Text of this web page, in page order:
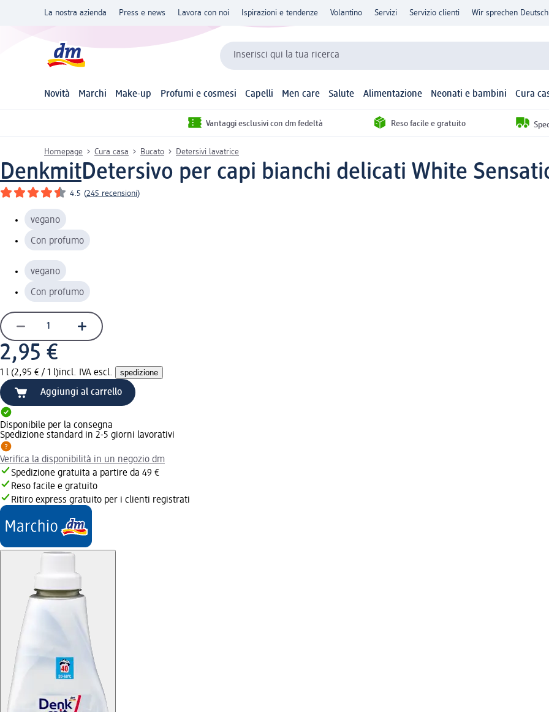
La nostra azienda Press e news Lavora con noi Ispirazioni e tendenze Volantino Servizi Servizio clienti Wir sprechen Deutsch
Inserisci qui la tua ricerca
Novità Marchi Make-up Profumi e cosmesi Capelli Men care Salute Alimentazione Neonati e bambini Cura
Vantaggi esclusivi con dm fedeltà Reso facile e gratuito
Homepage Cura casa Bucato Detersivi lavatrice
DenkmitDetersivo per capi bianchi delicati White
4.5 (245 recensioni)
vegano
Con profumo
vegano
Con profumo
2,95 €
1 l (2,95 € / 1 l)incl. IVA escl. spedizione
Aggiungi al carrello
Disponibile per la consegna
Spedizione standard in 2-5 giorni lavorativi
Verifica la disponibilità in un negozio dm
Spedizione gratuita a partire da 49 €
Reso facile e gratuito
Ritiro express gratuito per i clienti registrati